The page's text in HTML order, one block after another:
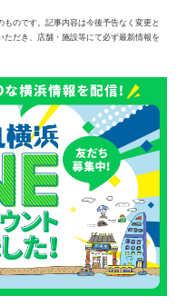
のです。記事内容は今後予告なく変更と
だき、店舗・施設等にて必ず最新情報を